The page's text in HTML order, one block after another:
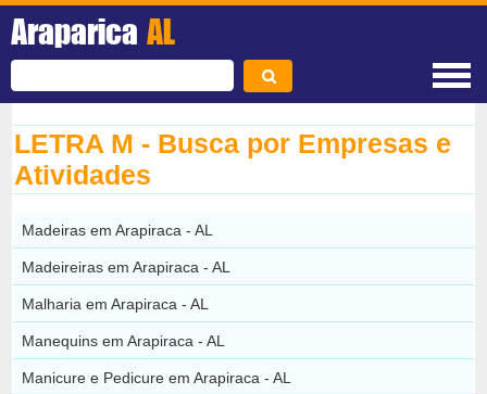
Araparica AL
LETRA M - Busca por Empresas e
Atividades
Madeiras em Arapiraca - AL
Madeireiras em Arapiraca - AL
Malharia em Arapiraca - AL
Manequins em Arapiraca - AL
Manicure e Pedicure em Arapiraca - AL